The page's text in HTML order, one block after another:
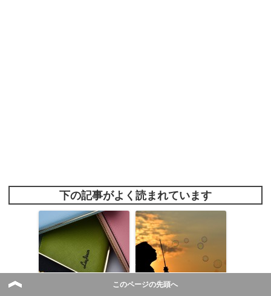
下の記事がよく読まれています
このページの先頭へ